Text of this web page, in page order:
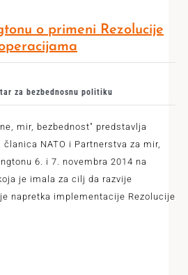
o primeni Rezolucije
za bezbednosnu politiku
mir, bezbednost" predstavlja
NATO i Partnerstva za mir,
6. i 7. novembra 2014 na
je imala za cilj da razvije
napretka implementacije Rezolucije